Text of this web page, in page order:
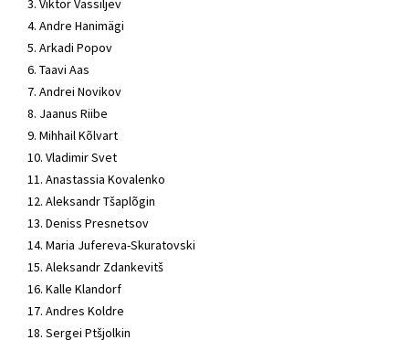
3. Viktor Vassiljev
4. Andre Hanimägi
5. Arkadi Popov
6. Taavi Aas
7. Andrei Novikov
8. Jaanus Riibe
9. Mihhail Kõlvart
10. Vladimir Svet
11. Anastassia Kovalenko
12. Aleksandr Tšaplõgin
13. Deniss Presnetsov
14. Maria Jufereva-Skuratovski
15. Aleksandr Zdankevitš
16. Kalle Klandorf
17. Andres Koldre
18. Sergei Ptšjolkin